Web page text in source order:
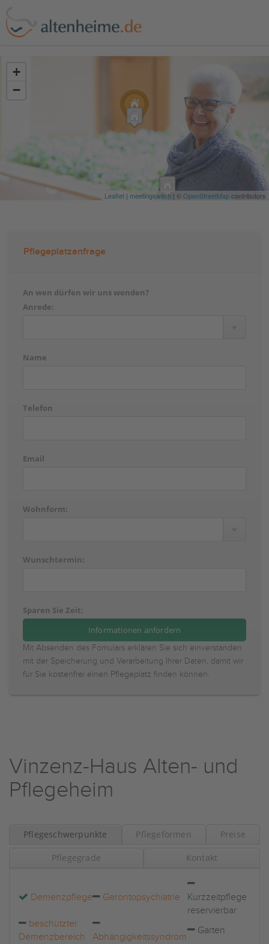
+
−
Leaflet | meetingswitch | ©OpenStreetMapcontributors
Pflegeplatzanfrage
An wen dürfen wir uns wenden?
Anrede:
Name
Telefon
Email
Wohnform:
Wunschtermin:
Sparen Sie Zeit:
Mit Absenden des Fomulars erklären Sie sich einverstanden
mit der Speicherung und Verarbeitung Ihrer Daten, damit wir
für Sie kostenfrei einen Pflegeplatz finden können.
Vinzenz-Haus Alten- und
Pflegeheim
Pflegeschwerpunkte Pflegeformen Preise
Pflegegrade Kontakt
Demenzpflege Gerontopsychiatrie
Kurzzeitpflege
reservierbar
beschützter
Demenzbereich
Abhängigkeitssyndrom
Garten